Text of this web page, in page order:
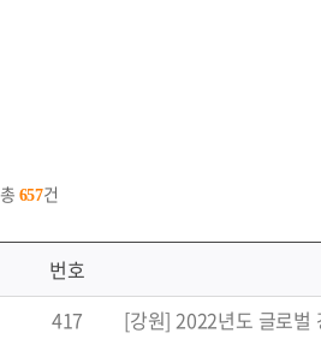
총 657건
번호
417
[강원] 2022년도 글로벌